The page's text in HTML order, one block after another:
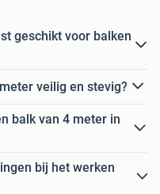
geschikt voor balken
veilig en stevig?
balk van 4 meter in
bij het werken